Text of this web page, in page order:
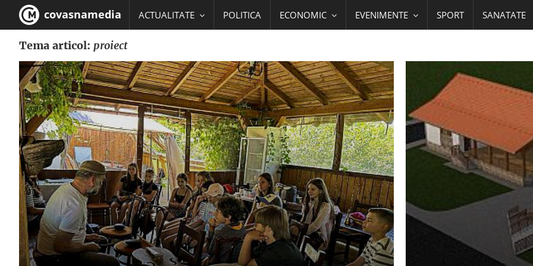
covasnamedia ACTUALITATE POLITICA ECONOMIC EVENIMENTE SPORT SANATATE
Tema articol: proiect